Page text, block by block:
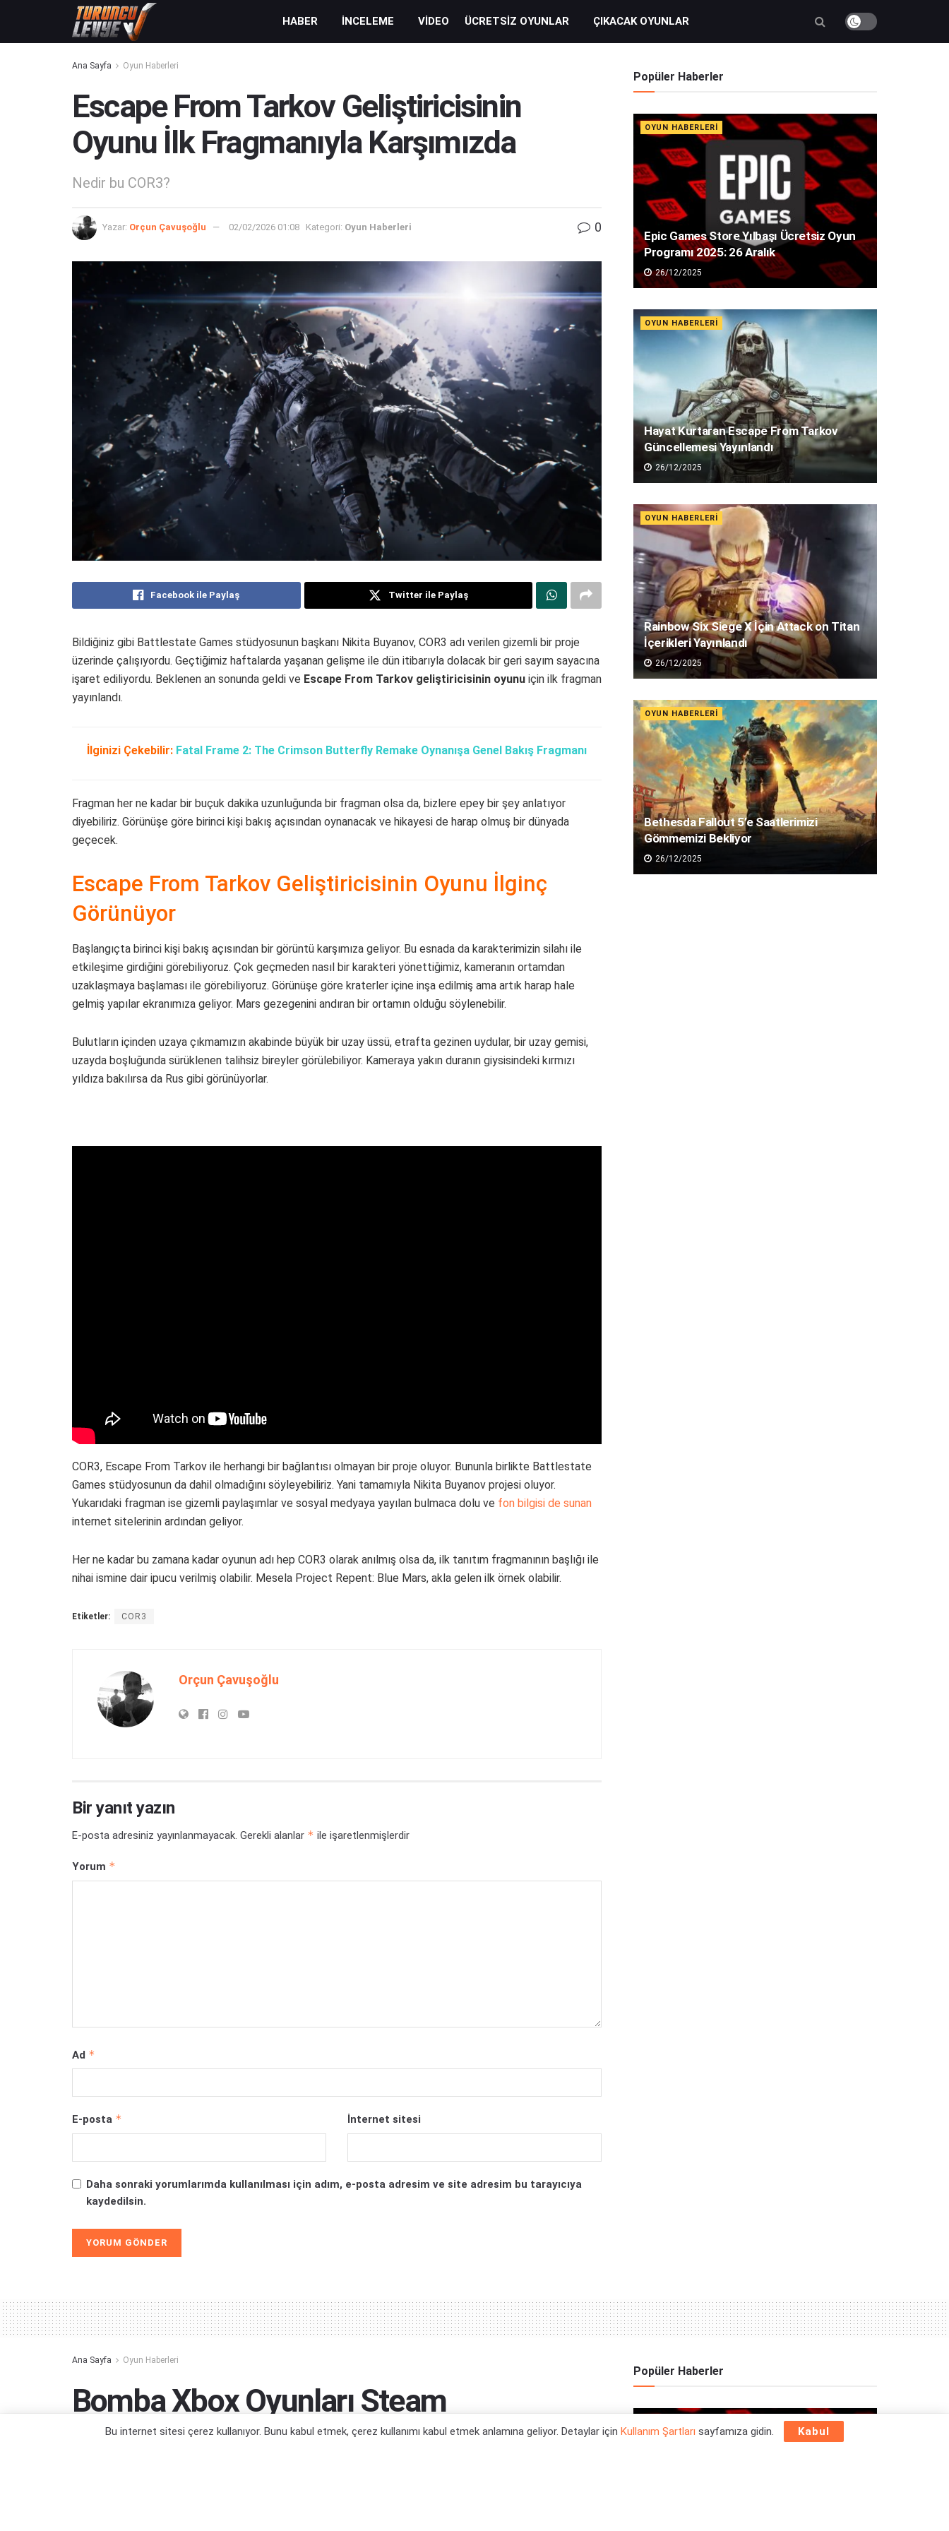
HABER İNCELEME VIDEO ÜCRETSIZ OYUNLAR ÇIKACAK OYUNLAR
Ana Sayfa Oyun Haberleri
Escape From Tarkov Geliştiricisinin
Oyunu İlk Fragmanıyla Karşımızda
Nedir bu COR3?
Yazar: Orçun Çavuşoğlu 02/02/2026 01:08 Kategori: Oyun Haberleri 0
Facebook ile Paylaş Twitter ile Paylaş
Bildiğiniz gibi Battlestate Games stüdyosunun başkanı Nikita Buyanov, COR3 adı verilen gizemli bir proje
üzerinde çalışıyordu. Geçtiğimiz haftalarda yaşanan gelişme ile dün itibarıyla dolacak bir geri sayım sayacına
işaret ediliyordu. Beklenen an sonunda geldi ve Escape From Tarkov geliştiricisinin oyunu için ilk fragman
yayınlandı.
İlginizi Çekebilir: Fatal Frame 2: The Crimson Butterfly Remake Oynanışa Genel Bakış Fragmanı
Fragman her ne kadar bir buçuk dakika uzunluğunda bir fragman olsa da, bizlere epey bir şey anlatıyor
diyebiliriz. Görünüşe göre birinci kişi bakış açısından oynanacak ve hikayesi de harap olmuş bir dünyada
geçecek.
Escape From Tarkov Geliştiricisinin Oyunu İlginç
Görünüyor
Başlangıçta birinci kişi bakış açısından bir görüntü karşımıza geliyor. Bu esnada da karakterimizin silahı ile
etkileşime girdiğini görebiliyoruz. Çok geçmeden nasıl bir karakteri yönettiğimiz, kameranın ortamdan
uzaklaşmaya başlaması ile görebiliyoruz. Görünüşe göre kraterler içine inşa edilmiş ama artık harap hale
gelmiş yapılar ekranımıza geliyor. Mars gezegenini andıran bir ortamın olduğu söylenebilir.
Bulutların içinden uzaya çıkmamızın akabinde büyük bir uzay üssü, etrafta gezinen uydular, bir uzay gemisi,
uzayda boşluğunda sürüklenen talihsiz bireyler görülebiliyor. Kameraya yakın duranın giysisindeki kırmızı
yıldıza bakılırsa da Rus gibi görünüyorlar.
COR3, Escape From Tarkov ile herhangi bir bağlantısı olmayan bir proje oluyor. Bununla birlikte Battlestate
Games stüdyosunun da dahil olmadığını söyleyebiliriz. Yani tamamıyla Nikita Buyanov projesi oluyor.
Yukarıdaki fragman ise gizemli paylaşımlar ve sosyal medyaya yayılan bulmaca dolu ve fon bilgisi de sunan
internet sitelerinin ardından geliyor.
Her ne kadar bu zamana kadar oyunun adı hep COR3 olarak anılmış olsa da, ilk tanıtım fragmanının başlığı ile
nihai ismine dair ipucu verilmiş olabilir. Mesela Project Repent: Blue Mars, akla gelen ilk örnek olabilir.
Etiketler: COR3
Orçun Çavuşoğlu
Bir yanıt yazın
E-posta adresiniz yayınlanmayacak. Gerekli alanlar * ile işaretlenmişlerdir
Yorum *
Ad *
E-posta * İnternet sitesi
Daha sonraki yorumlarımda kullanılması için adım, e-posta adresim ve site adresim bu tarayıcıya
kaydedilsin.
Popüler Haberler
OYUN HABERLERI
Epic Games Store Yılbaşı Ücretsiz Oyun
Programı 2025: 26 Aralık
26/12/2025
OYUN HABERLERI
Hayat Kurtaran Escape From Tarkov
Güncellemesi Yayınlandı
26/12/2025
OYUN HABERLERI
Rainbow Six Siege X İçin Attack on Titan
İçerikleri Yayınlandı
26/12/2025
OYUN HABERLERI
Bethesda Fallout 5’e Saatlerimizi
Gömmemizi Bekliyor
26/12/2025
Ana Sayfa Oyun Haberleri
Bomba Xbox Oyunları Steam
Mağazasına Gelecekmiş
Popüler Haberler
Bu internet sitesi çerez kullanıyor. Bunu kabul etmek, çerez kullanımı kabul etmek anlamına geliyor. Detaylar için Kullanım Şartları sayfamıza gidin. Kabul